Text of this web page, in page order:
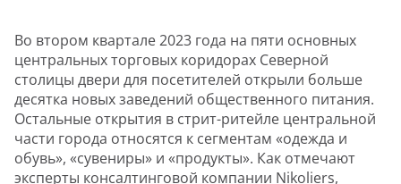
Во втором квартале 2023 года на пяти основных
центральных торговых коридорах Северной
столицы двери для посетителей открыли больше
десятка новых заведений общественного питания.
Остальные открытия в стрит-ритейле центральной
части города относятся к сегментам «одежда и
обувь», «сувениры» и «продукты». Как отмечают
эксперты консалтинговой компании Nikoliers,